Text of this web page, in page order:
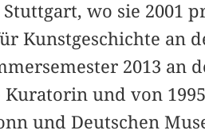
wo sie 2001
Kunstgeschichte an
2013 an
Kuratorin und von
und Deutschen